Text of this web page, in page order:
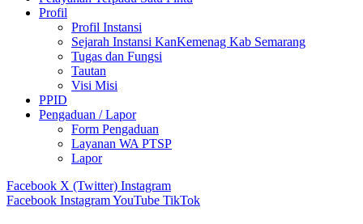
Profil
Profil Instansi
Sejarah Instansi KanKemenag Kab Semarang
Tugas dan Fungsi
Tautan
Visi Misi
PPID
Pengaduan / Lapor
Form Pengaduan
Layanan WA PTSP
Lapor
Facebook X (Twitter) Instagram
Facebook InstagramYouTube TikTok